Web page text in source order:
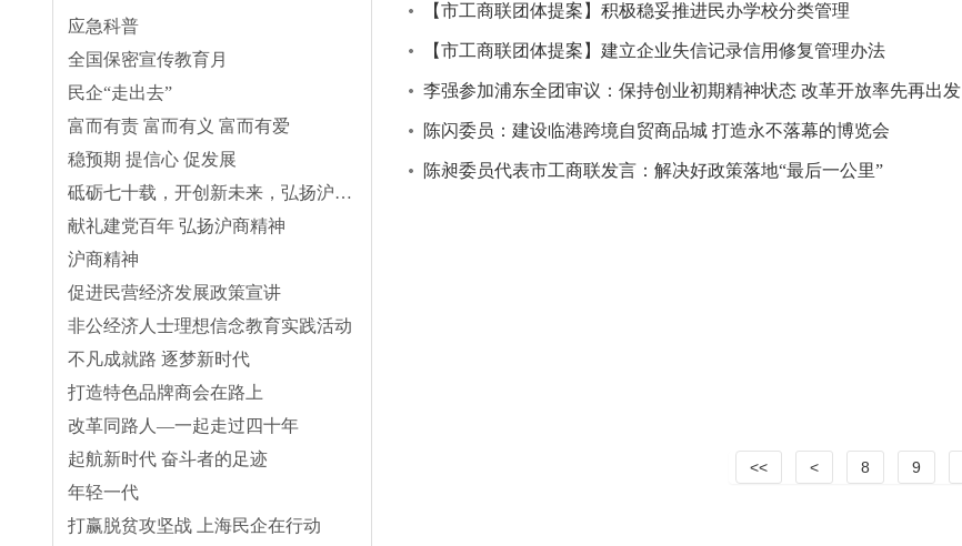
应急科普
全国保密宣传教育月
民企“走出去”
富而有责 富而有义 富而有爱
稳预期 提信心 促发展
砥砺七十载，开创新未来，弘扬沪商精神
献礼建党百年 弘扬沪商精神
沪商精神
促进民营经济发展政策宣讲
非公经济人士理想信念教育实践活动
不凡成就路 逐梦新时代
打造特色品牌商会在路上
改革同路人—一起走过四十年
起航新时代 奋斗者的足迹
年轻一代
打赢脱贫攻坚战 上海民企在行动
【市工商联团体提案】积极稳妥推进民办学校分类管理
【市工商联团体提案】建立企业失信记录信用修复管理办法
李强参加浦东全团审议：保持创业初期精神状态 改革开放率先再出发
陈闪委员：建设临港跨境自贸商品城 打造永不落幕的博览会
陈昶委员代表市工商联发言：解决好政策落地“最后一公里”
<< < 8 9